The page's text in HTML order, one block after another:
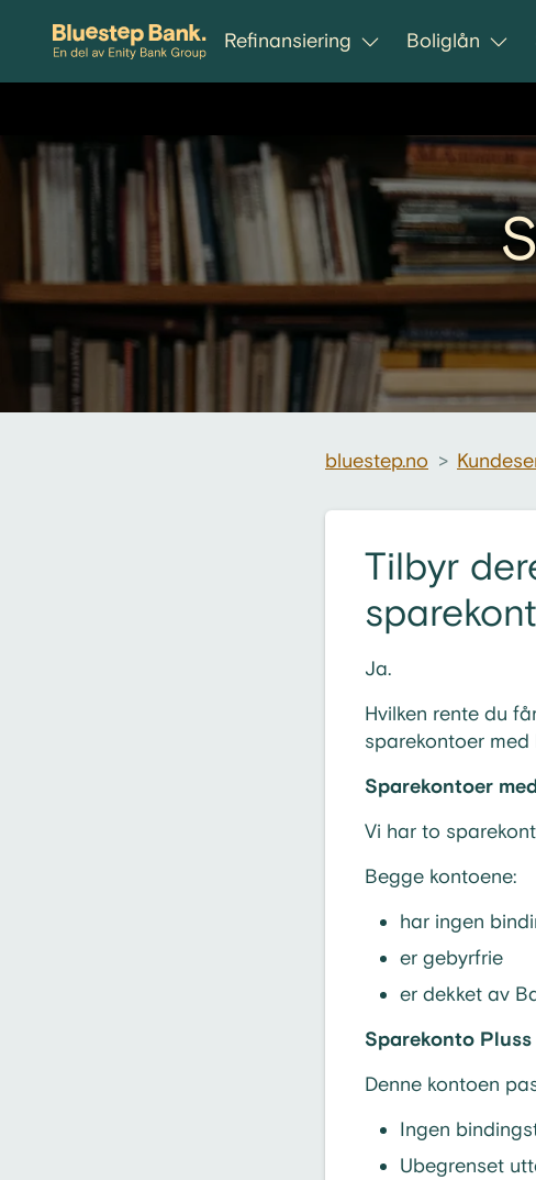
Gå til innhold
Refinansiering Boliglån
bluestep.no >
Tilbyr
Ja.
Hvilken rente du
sparekontoer
Sparekontoer
Vi har to
Begge kontoene:
har ingen
er gebyrfrie
er dekket av
Sparekonto Pluss
Denne kontoen
Ingen
Ubegrenset